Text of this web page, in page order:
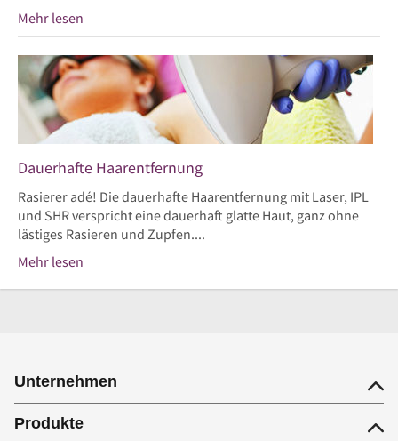
Mehr lesen
Dauerhafte Haarentfernung
Rasierer adé! Die dauerhafte Haarentfernung mit Laser, IPL
und SHR verspricht eine dauerhaft glatte Haut, ganz ohne
lästiges Rasieren und Zupfen....
Mehr lesen
Unternehmen
Produkte